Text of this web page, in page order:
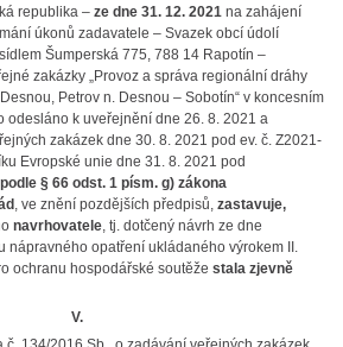
republika – ze dne 31. 12. 2021na zahájení
úkonů zadavatele – Svazek obcí údolí
Šumperská 775, 788 14 Rapotín –
zakázky „Provoz a správa regionální dráhy
Petrov n. Desnou – Sobotín“ v koncesním
odesláno k uveřejnění dne 26. 8. 2021 a
zakázek dne 30. 8. 2021 pod ev. č. Z2021-
Evropské unie dne 31. 8. 2021 pod
podle § 66 odst. 1 písm. g) zákona
, ve znění pozdějších předpisů, zastavuje,
navrhovatele, tj. dotčený návrh ze dne
nápravného opatření ukládaného výrokem II.
ochranu hospodářské soutěže stala zjevně
V.